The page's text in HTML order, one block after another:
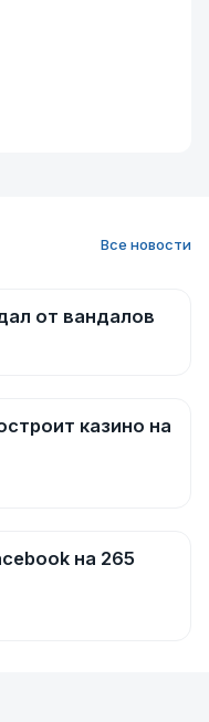
Все новости
от вандалов
казино на
на 265